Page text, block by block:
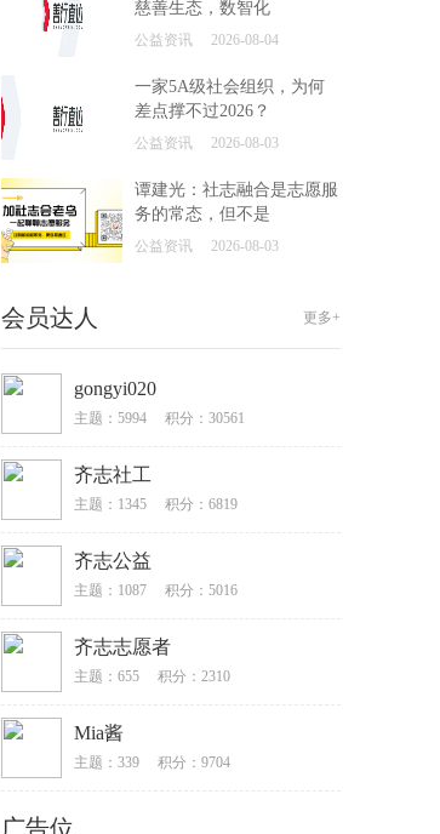
慈善生态，数智化
公益资讯 2026-08-04
一家5A级社会组织，为何
差点撑不过2026？
公益资讯 2026-08-03
谭建光：社志融合是志愿服
务的常态，但不是
公益资讯 2026-08-03
会员达人 更多+
gongyi020
主题：5994 积分：30561
齐志社工
主题：1345 积分：6819
齐志公益
主题：1087 积分：5016
齐志志愿者
主题：655 积分：2310
Mia酱
主题：339 积分：9704
广告位